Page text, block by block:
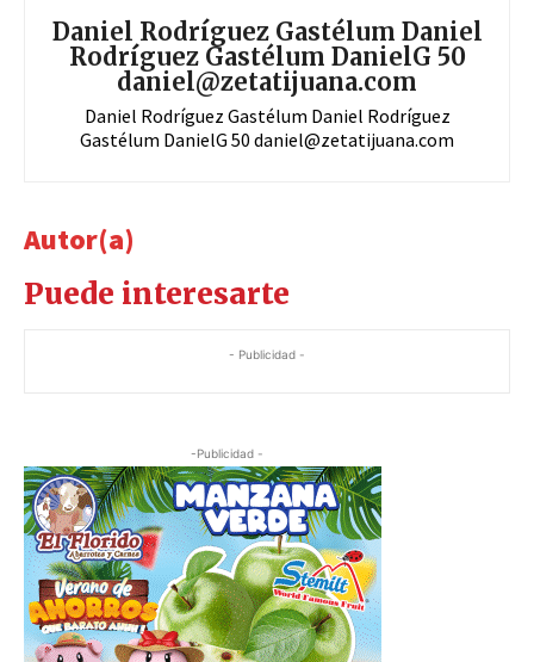
Daniel Rodríguez Gastélum Daniel
Rodríguez Gastélum DanielG 50
daniel@zetatijuana.com
Daniel Rodríguez Gastélum Daniel Rodríguez
Gastélum DanielG 50 daniel@zetatijuana.com
Autor(a)
Puede interesarte
- Publicidad -
-Publicidad -